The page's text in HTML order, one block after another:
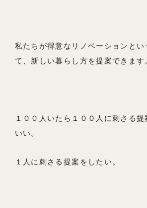
私たちが得意なリノベーションとい
て、新しい暮らし方を提案できます
１００人いたら１００人に刺さる
いい。
１人に刺さる提案をしたい。